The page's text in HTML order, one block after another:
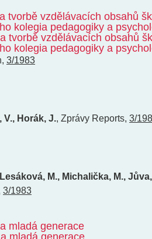
tvorbě vzdělávacích obsahů
kolegia pedagogiky a
tvorbě vzdělávacích obsahů
kolegia pedagogiky a
, 3/1983
V., Horák, J., Zprávy Reports, 3/
M., Michalička, M.,
3/1983
mladá generace
mladá generace